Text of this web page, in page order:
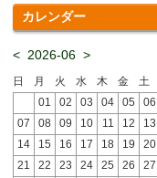
カレンダー
< 2026-06 >
日 月 火 水 木 金
土
01
02 03 04 05
06
07
08 09 10 11 12
13
14
15 16 17 18 19
20
21
22 23 24 25 26
27